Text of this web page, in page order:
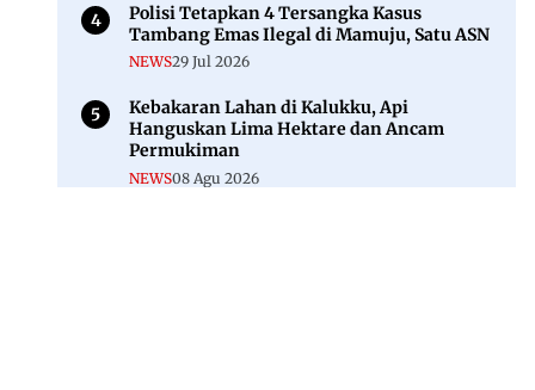
Polisi Tetapkan 4 Tersangka Kasus
Tambang Emas Ilegal di Mamuju, Satu ASN
NEWS29 Jul 2026
Kebakaran Lahan di Kalukku, Api
Hanguskan Lima Hektare dan Ancam
Permukiman
NEWS08 Agu 2026